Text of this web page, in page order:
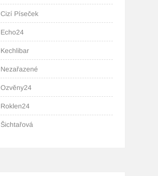
Cizí Píseček
Echo24
Kechlibar
Nezařazené
Ozvěny24
Roklen24
Šichtařová